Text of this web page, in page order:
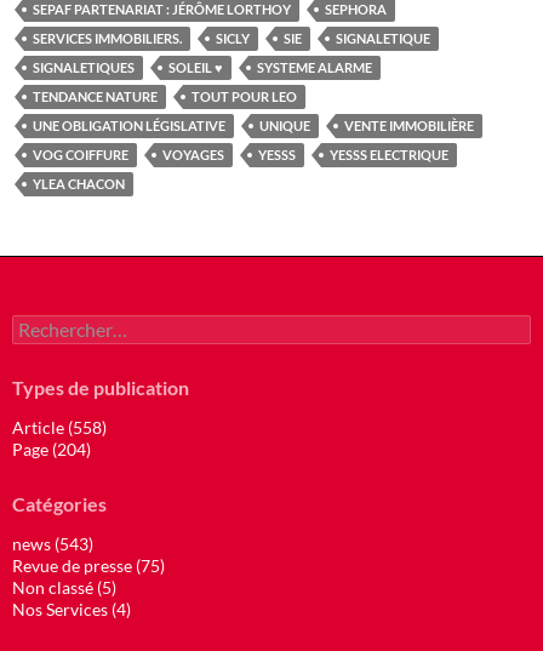
SEPAF PARTENARIAT : JÉRÔME LORTHOY
SEPHORA
SERVICES IMMOBILIERS.
SICLY SIE
SIGNALETIQUE
SIGNALETIQUES
SOLEIL ♥
SYSTEME ALARME
TENDANCE NATURE
TOUT POUR LEO
UNE OBLIGATION LÉGISLATIVE
UNIQUE
VENTE IMMOBILIÈRE
VOG COIFFURE
VOYAGES YESSS
YESSS ELECTRIQUE
YLEA CHACON
Rechercher :
Types de publication
Article (558)
Page (204)
Catégories
news (543)
Revue de presse (75)
Non classé (5)
Nos Services (4)